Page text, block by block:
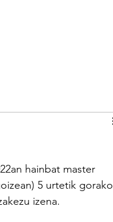
hainbat master
5 urtetik gorako
izena.